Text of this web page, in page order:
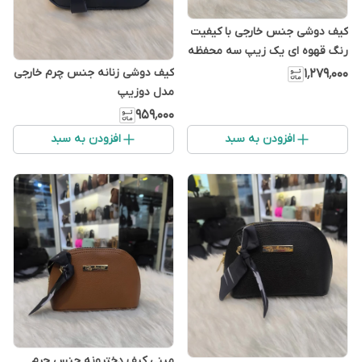
کیف دوشی جنس خارجی با کیفیت
رنگ قهوه ای یک زیپ سه محفظه
جدا
۱٬۲۷۹٬۰۰۰
افزودن به سبد
کیف دوشی زنانه جنس چرم خارجی
مدل دوزیپ
۹۵۹٬۰۰۰
افزودن به سبد